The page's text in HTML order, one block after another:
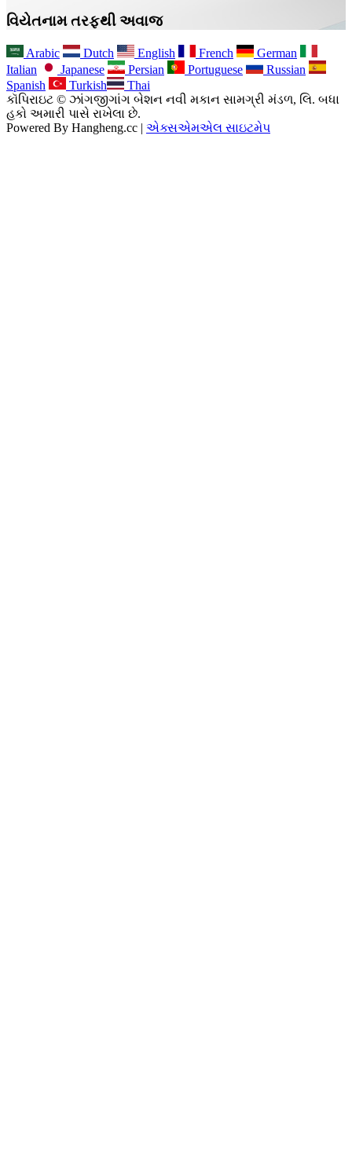
વિયેતનામ તરફથી અવાજ
Arabic Dutch English French
German
Italian
Japanese Persian Portuguese
Russian
Spanish
Turkish
Thai
કૉપિરાઇટ © ઝાંગજીગાંગ બેશન નવી મકાન સામગ્રી મંડળ, લિ. બધા
હકો અમારી પાસે રાખેલા છે.
Powered By Hangheng.cc | એક્સએમએલ સાઇટમેપ